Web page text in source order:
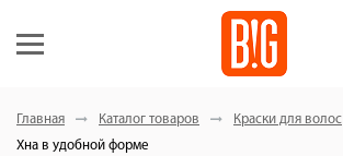
Главная Каталог товаров Краски для волос
Хна в удобной форме